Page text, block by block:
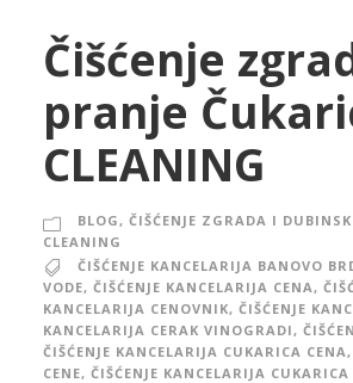
Čišćenje
pranje
CLEANING
BLOG , ČIŠĆENJE ZGRADA I
CLEANING
ČIŠĆENJE KANCELARIJA BANOVO
VODE, ČIŠĆENJE KANCELARIJA CENA ,
KANCELARIJA CENOVNIK, ČIŠĆENJE
KANCELARIJA CERAK VINOGRADI ,
ČIŠĆENJE KANCELARIJA CUKARICA CENA ,
CENE, ČIŠĆENJE KANCELARIJA